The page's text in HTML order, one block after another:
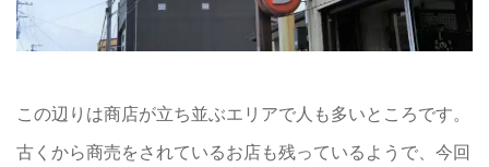
この辺りは商店が立ち並ぶエリアで人も多いところです。
古くから商売をされているお店も残っているようで、今回